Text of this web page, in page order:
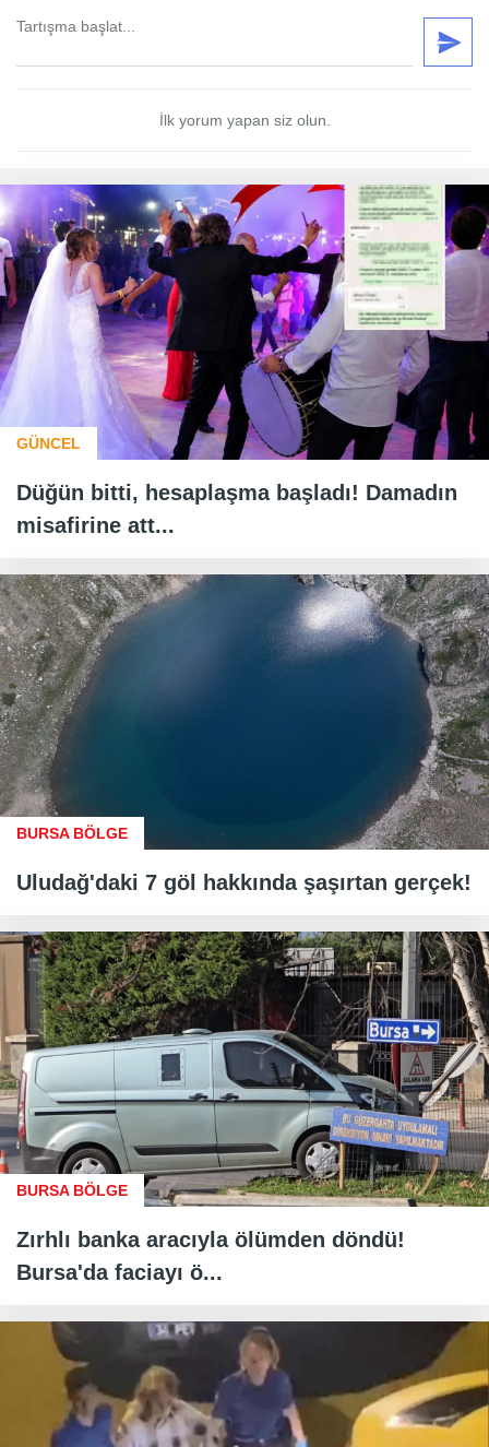
İlk yorum yapan siz olun.
GÜNCEL
Düğün bitti, hesaplaşma başladı! Damadın
misafirine att...
BURSA BÖLGE
Uludağ'daki 7 göl hakkında şaşırtan gerçek!
BURSA BÖLGE
Zırhlı banka aracıyla ölümden döndü!
Bursa'da faciayı ö...